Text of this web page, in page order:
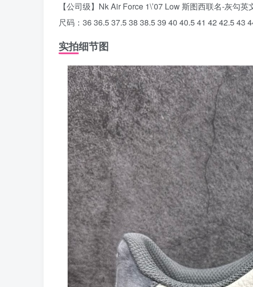
【公司级】Nk Air Force 1\’07 Low 斯图西联名-灰勾
尺码：36 36.5 37.5 38 38.5 39 40 40.5 41 42 42.5 43
实拍细节图